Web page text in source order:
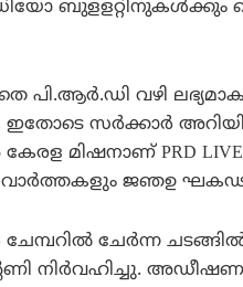
പി.ആര്‍.ഡി വഴി
സര്‍ക്കാര്‍
മിഷനാണ് PRD
വാര്‍ത്തകളും ജഞഉ
ചേര്‍ന്ന
നിര്‍വഹിച്ചു.